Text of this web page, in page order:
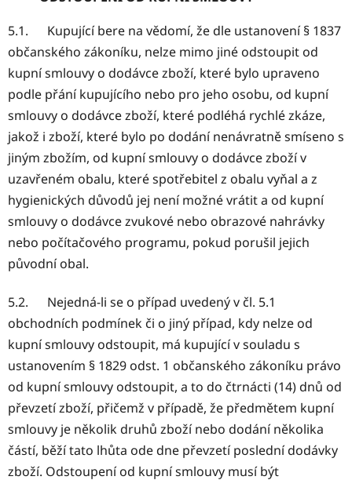
5.1. Kupující bere na vědomí, že dle ustanovení § 1837
občanského zákoníku, nelze mimo jiné odstoupit od
kupní smlouvy o dodávce zboží, které bylo upraveno
podle přání kupujícího nebo pro jeho osobu, od kupní
smlouvy o dodávce zboží, které podléhá rychlé zkáze,
jakož i zboží, které bylo po dodání nenávratně smíseno s
jiným zbožím, od kupní smlouvy o dodávce zboží v
uzavřeném obalu, které spotřebitel z obalu vyňal a z
hygienických důvodů jej není možné vrátit a od kupní
smlouvy o dodávce zvukové nebo obrazové nahrávky
nebo počítačového programu, pokud porušil jejich
původní obal.
5.2. Nejedná-li se o případ uvedený v čl. 5.1
obchodních podmínek či o jiný případ, kdy nelze od
kupní smlouvy odstoupit, má kupující v souladu s
ustanovením § 1829 odst. 1 občanského zákoníku právo
od kupní smlouvy odstoupit, a to do čtrnácti (14) dnů od
převzetí zboží, přičemž v případě, že předmětem kupní
smlouvy je několik druhů zboží nebo dodání několika
částí, běží tato lhůta ode dne převzetí poslední dodávky
zboží. Odstoupení od kupní smlouvy musí být